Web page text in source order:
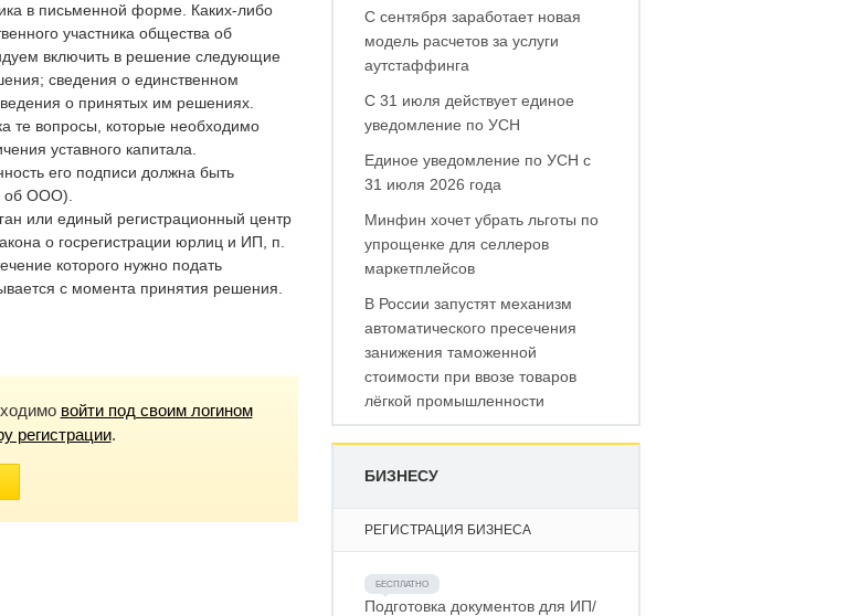
в письменной форме. Каких-либо
участника общества об
включить в решение следующие
сведения о единственном
о принятых им решениях.
те вопросы, которые необходимо
уставного капитала.
его подписи должна быть
об ООО).
или единый регистрационный центр
о госрегистрации юрлиц и ИП, п.
которого нужно подать
с момента принятия решения.
войти под своим логином
регистрации.
С сентября заработает новая
модель расчетов за услуги
аутстаффинга
С 31 июля действует единое
уведомление по УСН
Единое уведомление по УСН с
31 июля 2026 года
Минфин хочет убрать льготы по
упрощенке для селлеров
маркетплейсов
В России запустят механизм
автоматического пресечения
занижения таможенной
стоимости при ввозе товаров
лёгкой промышленности
БИЗНЕСУ
РЕГИСТРАЦИЯ БИЗНЕСА
Подготовка документов для ИП/